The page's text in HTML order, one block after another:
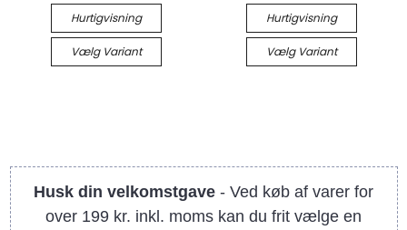
Hurtigvisning
Vælg Variant
Hurtigvisning
Vælg Variant
Husk din velkomstgave - Ved køb af varer for
over 199 kr. inkl. moms kan du frit vælge en